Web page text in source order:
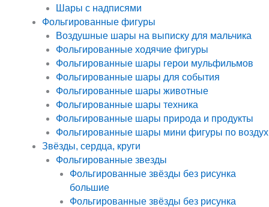
Шары с надписями
Фольгированные фигуры
Воздушные шары на выписку для мальчика
Фольгированные ходячие фигуры
Фольгированные шары герои мульфильмов
Фольгированные шары для события
Фольгированные шары животные
Фольгированные шары техника
Фольгированные шары природа и продукты
Фольгированные шары мини фигуры по воздух
Звёзды, сердца, круги
Фольгированные звезды
Фольгированные звёзды без рисунка
большие
Фольгированные звёзды без рисунка